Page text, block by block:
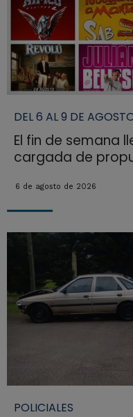
DEL 6 AL 9 DE
El fin de semana
cargada de
6 de agosto de 2026
POLICIALES